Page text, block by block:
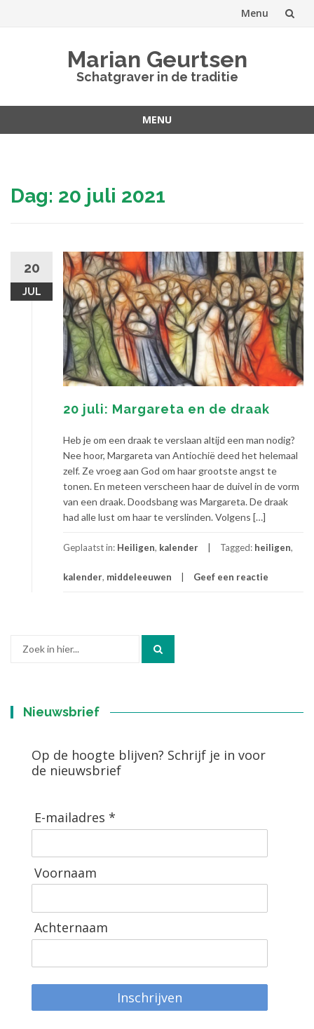
Menu
Marian Geurtsen
Schatgraver in de traditie
MENU
Dag: 20 juli 2021
20
JUL
20 juli: Margareta en de draak
Heb je om een draak te verslaan altijd een man nodig?
Nee hoor, Margareta van Antiochië deed het helemaal
zelf. Ze vroeg aan God om haar grootste angst te
tonen. En meteen verscheen haar de duivel in de vorm
van een draak. Doodsbang was Margareta. De draak
had alle lust om haar te verslinden. Volgens […]
Geplaatst in: Heiligen, kalender Tagged: heiligen,
kalender, middeleeuwen Geef een reactie
Nieuwsbrief
Op de hoogte blijven? Schrijf je in voor
de nieuwsbrief
E-mailadres *
Voornaam
Achternaam
Inschrijven